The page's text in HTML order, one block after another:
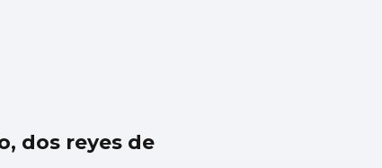
dos reyes de